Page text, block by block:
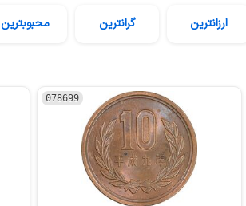
ارزانترین گرانترین محبوبترین
078699